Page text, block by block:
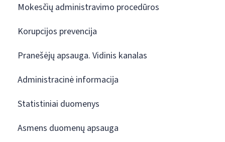
Mokesčių administravimo procedūros
Korupcijos prevencija
Pranešėjų apsauga. Vidinis kanalas
Administracinė informacija
Statistiniai duomenys
Asmens duomenų apsauga